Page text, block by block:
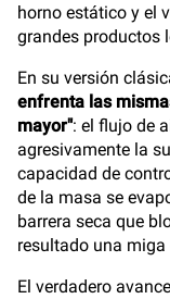
horno estático y el
grandes productos
En su versión
enfrenta las
mayor": el flujo de
agresivamente la
capacidad de
de la masa se
barrera seca que
resultado una miga
El verdadero